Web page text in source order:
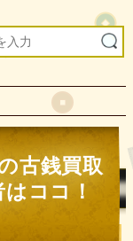
古銭買取
ココ！